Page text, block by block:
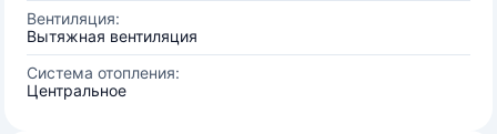
Вентиляция:
Вытяжная вентиляция
Система отопления:
Центральное